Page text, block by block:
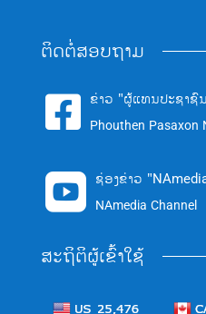
ຕິດຕໍ່ສອບຖາມ
 ຂ່າວ "ຜູ້ແທນປະຊາຊົ
Phouthen Pasaxon
 ຊ່ອງຂ່າວ
NAmedia Channel
ສະຖິຕິຜູ້ເຂົ້າໃຊ້